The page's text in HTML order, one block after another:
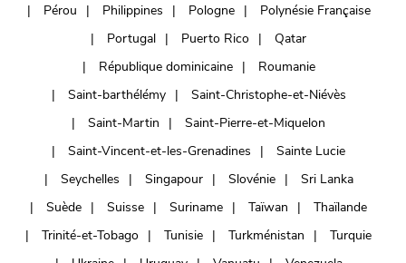
Pérou
Philippines Pologne
Polynésie Française
Portugal
Puerto Rico
Qatar
République dominicaine
Roumanie
Saint-barthélémy
Saint-Christophe-et-Niévès
Saint-Martin
Saint-Pierre-et-Miquelon
Saint-Vincent-et-les-Grenadines
Sainte Lucie
Seychelles
Singapour Slovénie
Sri Lanka
Suède
Suisse Suriname Taïwan
Thaïlande
Trinité-et-Tobago
Tunisie Turkménistan
Turquie